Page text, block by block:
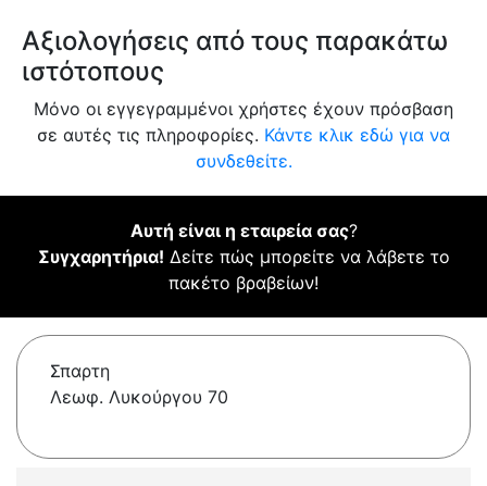
Αξιολογήσεις από τους παρακάτω
ιστότοπους
Μόνο οι εγγεγραμμένοι χρήστες έχουν πρόσβαση
σε αυτές τις πληροφορίες. Κάντε κλικ εδώ για να
συνδεθείτε.
Αυτή είναι η εταιρεία σας?
Συγχαρητήρια! Δείτε πώς μπορείτε να λάβετε το
πακέτο βραβείων!
Σπαρτη
Λεωφ. Λυκούργου 70